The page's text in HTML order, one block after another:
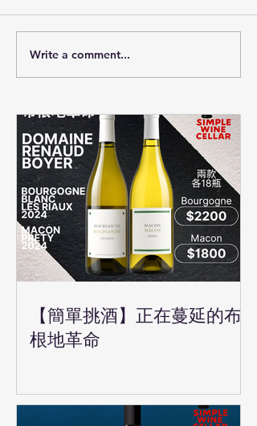
Write a comment...
【簡單挑酒】正在蔓延的布
根地革命